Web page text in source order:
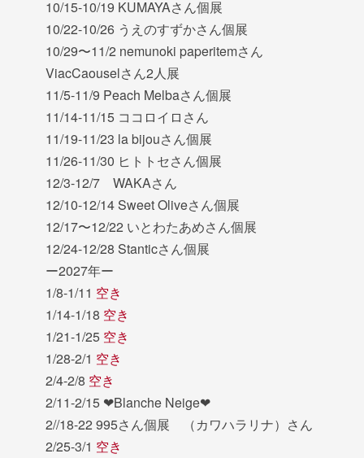
10/15-10/19 KUMAYAさん個展
10/22-10/26 うえのすずかさん個展
10/29〜11/2 nemunoki paperitemさん
ViacCaouselさん2人展
11/5-11/9 Peach Melbaさん個展
11/14-11/15 ココロイロさん
11/19-11/23 la bijouさん個展
11/26-11/30 ヒトトセさん個展
12/3-12/7 WAKAさん
12/10-12/14 Sweet Oliveさん個展
12/17〜12/22 いとわたあめさん個展
12/24-12/28 Stanticさん個展
ー2027年ー
1/8-1/11 空き
1/14-1/18 空き
1/21-1/25 空き
1/28-2/1 空き
2/4-2/8 空き
2/11-2/15 ❤︎Blanche Neige❤︎
2//18-22 995さん個展 （カワハラリナ）さん
2/25-3/1 空き